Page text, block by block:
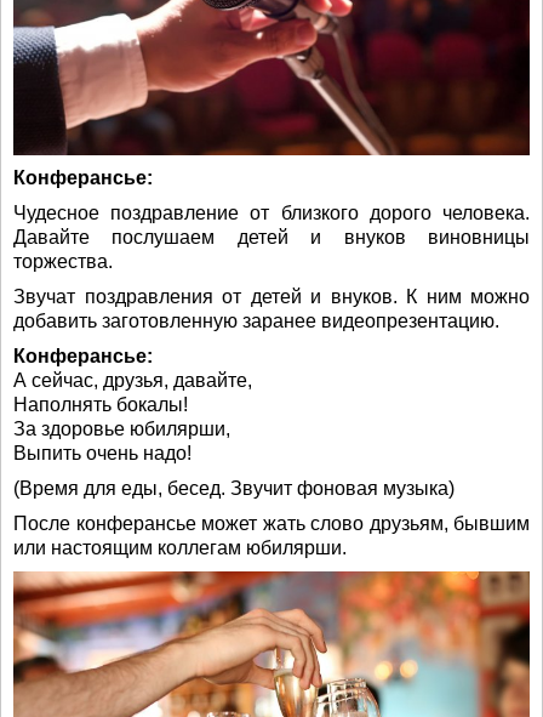
Конферансье:
Чудесное поздравление от близкого дорого человека.
Давайте послушаем детей и внуков виновницы
торжества.
Звучат поздравления от детей и внуков. К ним можно
добавить заготовленную заранее видеопрезентацию.
Конферансье:
А сейчас, друзья, давайте,
Наполнять бокалы!
За здоровье юбилярши,
Выпить очень надо!
(Время для еды, бесед. Звучит фоновая музыка)
После конферансье может жать слово друзьям, бывшим
или настоящим коллегам юбилярши.